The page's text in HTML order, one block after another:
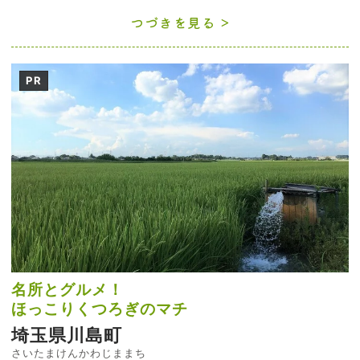
つづきを見る
PR
名所とグルメ！
ほっこりくつろぎのマチ
埼玉県川島町
さいたまけんかわじままち